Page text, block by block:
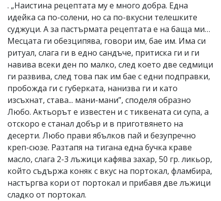
. „Наистина рецептата му е много добра. Една
идейка са по-солени, но са по-вкусни телешките
суджуци. А за пастърмата рецептата е на баща ми…
Месцата ги обезципява, говори им, бае им. Има си
ритуал, слага ги в едно сандъче, притиска ги и ги
навива всеки ден по малко, след което две седмици
ги развива, след това пак им бае с едни подправки,
пробожда ги с губерката, нанизва ги и като
изсъхнат, става... мани-мани”, споделя образно
Любо. Актьорът е известен и с тиквената си супа, а
отскоро е станал добър и в приготвянето на
десерти. Любо прави ябълков пай и безупречно
креп-сюзе. Разтапя на тигана една бучка краве
масло, слага 2-3 лъжици кафява захар, 50 гр. ликьор,
който съдържа коняк с вкус на портокал, фламбира,
настъргва кори от портокал и прибавя две лъжици
сладко от портокал.